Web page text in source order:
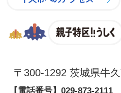
〒300-1292 茨城県牛
【電話番号】 029-873-2111